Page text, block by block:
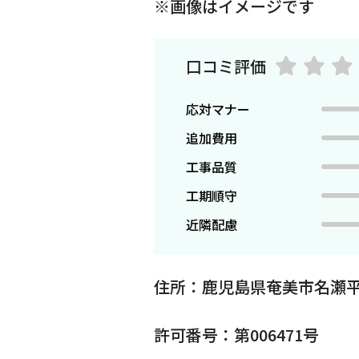
※画像はイメージです
口コミ評価
応対マナー
追加費用
工事品質
工期順守
近隣配慮
住所：鹿児島県奄美市名瀬
許可番号：第006471号